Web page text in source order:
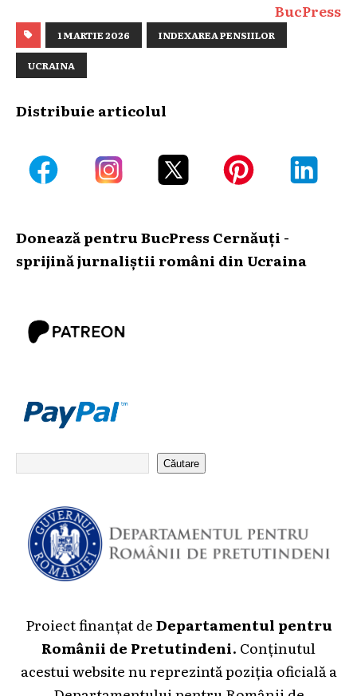
BucPress
1 MARTIE 2026 INDEXAREA PENSIILOR
UCRAINA
Distribuie articolul
Donează pentru BucPress Cernăuți -
sprijină jurnaliștii români din Ucraina
Căutare
Proiect finanțat deDepartamentul pentru
Românii de Pretutindeni. Conținutul
acestui website nu reprezintă poziția oficială a